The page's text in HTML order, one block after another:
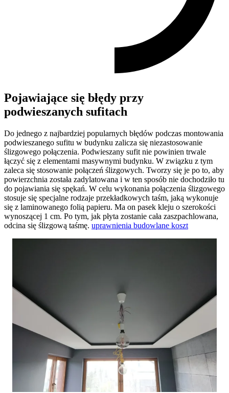
Pojawiające się błędy przy
podwieszanych sufitach
Do jednego z najbardziej popularnych błędów podczas montowania
podwieszanego sufitu w budynku zalicza się niezastosowanie
ślizgowego połączenia. Podwieszany sufit nie powinien trwale
łączyć się z elementami masywnymi budynku. W związku z tym
zaleca się stosowanie połączeń ślizgowych. Tworzy się je po to, aby
powierzchnia została zadylatowana i w ten sposób nie dochodziło tu
do pojawiania się spękań. W celu wykonania połączenia ślizgowego
stosuje się specjalne rodzaje przekładkowych taśm, jaką wykonuje
się z laminowanego folią papieru. Ma on pasek kleju o szerokości
wynoszącej 1 cm. Po tym, jak płyta zostanie cała zaszpachlowana,
odcina się ślizgową taśmę. uprawnienia budowlane koszt